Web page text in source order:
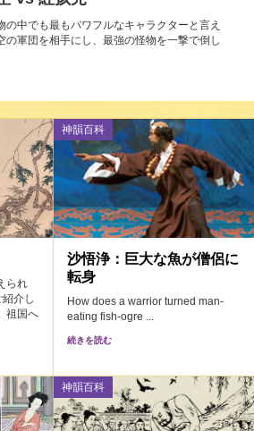
中でも最もパワフルなキャラクターと言え
の軍団を相手にし、最強の怪物を一撃で倒し
られ
介し
祖国へ
神韻百科
沙悟浄：巨大な魚が僧侶に
転身
How does a warrior turned man-
eating fish-ogre ...
続きを読む
神韻百科